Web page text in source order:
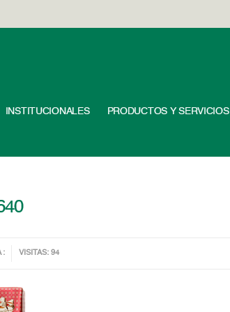
INSTITUCIONALES PRODUCTOS Y SERVICIOS
: VISITAS: 94